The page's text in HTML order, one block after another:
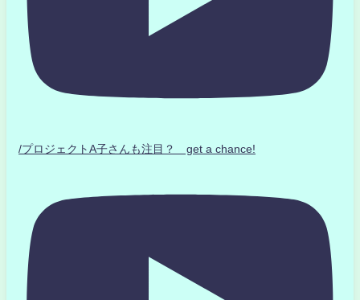
/プロジェクトA子さんも注目？ get a chance!